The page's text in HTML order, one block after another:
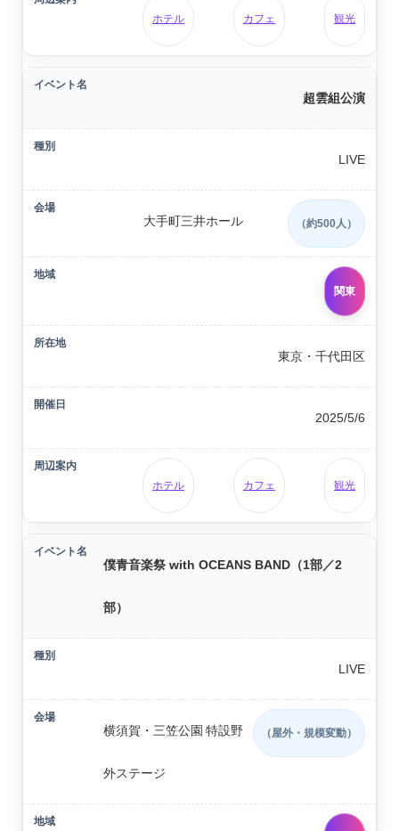
ホテル カフェ 観光
超雲組公演
LIVE
大手町三井ホール （約500人）
関東
東京・千代田区
2025/5/6
ホテル カフェ 観光
僕⻘⾳楽祭 with OCEANS BAND（1部／2
部）
LIVE
横須賀・三笠公園 特設野
外ステージ
（屋外・規模変動）